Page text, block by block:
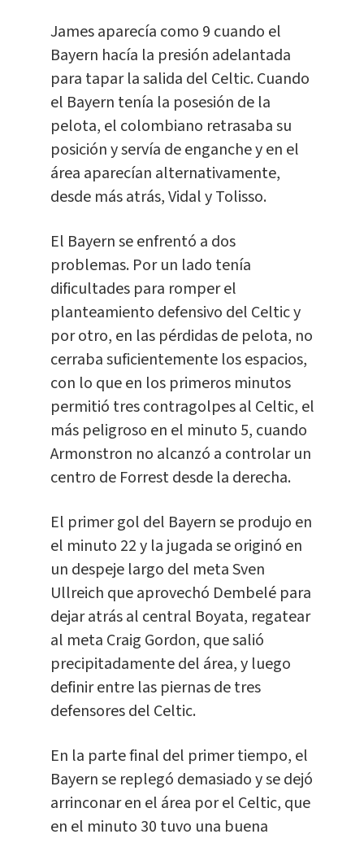
James aparecía como 9 cuando el
Bayern hacía la presión adelantada
para tapar la salida del Celtic. Cuando
el Bayern tenía la posesión de la
pelota, el colombiano retrasaba su
posición y servía de enganche y en el
área aparecían alternativamente,
desde más atrás, Vidal y Tolisso.
El Bayern se enfrentó a dos
problemas. Por un lado tenía
dificultades para romper el
planteamiento defensivo del Celtic y
por otro, en las pérdidas de pelota, no
cerraba suficientemente los espacios,
con lo que en los primeros minutos
permitió tres contragolpes al Celtic, el
más peligroso en el minuto 5, cuando
Armonstron no alcanzó a controlar un
centro de Forrest desde la derecha.
El primer gol del Bayern se produjo en
el minuto 22 y la jugada se originó en
un despeje largo del meta Sven
Ullreich que aprovechó Dembelé para
dejar atrás al central Boyata, regatear
al meta Craig Gordon, que salió
precipitadamente del área, y luego
definir entre las piernas de tres
defensores del Celtic.
En la parte final del primer tiempo, el
Bayern se replegó demasiado y se dejó
arrinconar en el área por el Celtic, que
en el minuto 30 tuvo una buena